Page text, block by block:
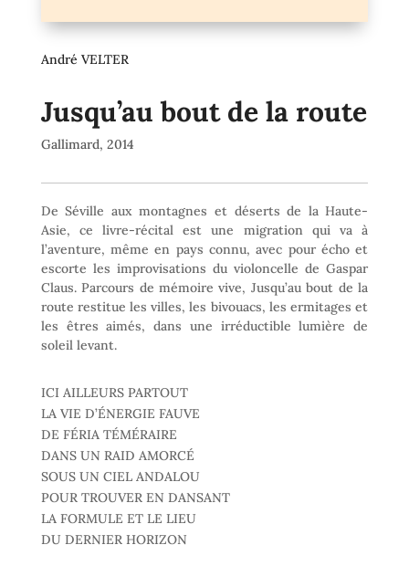
André VELTER
Jusqu’au bout de la route
Gallimard, 2014
De Séville aux montagnes et déserts de la Haute-
Asie, ce livre-récital est une migration qui va à
l’aventure, même en pays connu, avec pour écho et
escorte les improvisations du violoncelle de Gaspar
Claus. Parcours de mémoire vive, Jusqu’au bout de la
route restitue les villes, les bivouacs, les ermitages et
les êtres aimés, dans une irréductible lumière de
soleil levant.
ICI AILLEURS PARTOUT
LA VIE D’ÉNERGIE FAUVE
DE FÉRIA TÉMÉRAIRE
DANS UN RAID AMORCÉ
SOUS UN CIEL ANDALOU
POUR TROUVER EN DANSANT
LA FORMULE ET LE LIEU
DU DERNIER HORIZON